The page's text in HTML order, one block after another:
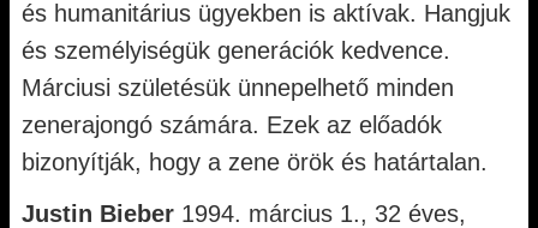
és humanitárius ügyekben is aktívak. Hangjuk
és személyiségük generációk kedvence.
Márciusi születésük ünnepelhető minden
zenerajongó számára. Ezek az előadók
bizonyítják, hogy a zene örök és határtalan.
Justin Bieber 1994. március 1., 32 éves,